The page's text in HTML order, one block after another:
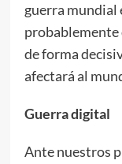
guerra mundial
probablemente
de forma
afectará al
Guerra digital
Ante nuestros